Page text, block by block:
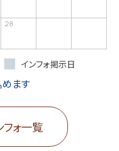
28
インフォ掲示日
ます
フォ一覧